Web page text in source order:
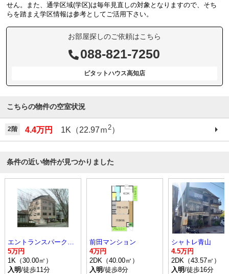
せん。また、通学区域(学区)は毎年見直しの対象となりますので、そち
らを踏まえ学区情報は参考としてご活用下さい。
お部屋探しのご依頼はこちら
088-821-7250
ピタットハウス高知店
こちらの物件の空室状況
2階 4.4万円 1K（22.97ｍ2）
条件の近い物件が見つかりました
エントランスパークビル
5万円
1K（30.00㎡）
入明/徒歩11分
前田マンション
4万円
2DK（40.00㎡）
入明/徒歩8分
シャトレ青山
4.5万円
2DK（43.57㎡）
入明/徒歩16分